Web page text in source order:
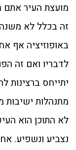
מועצת העיר אתם
זה בכלל לא
באופוזיציה אף
לדבריו ואם זה
יתייחס ברצינות
מתנהלות ישיבות
לא התוכן הוא
נצביע ונשפיע.